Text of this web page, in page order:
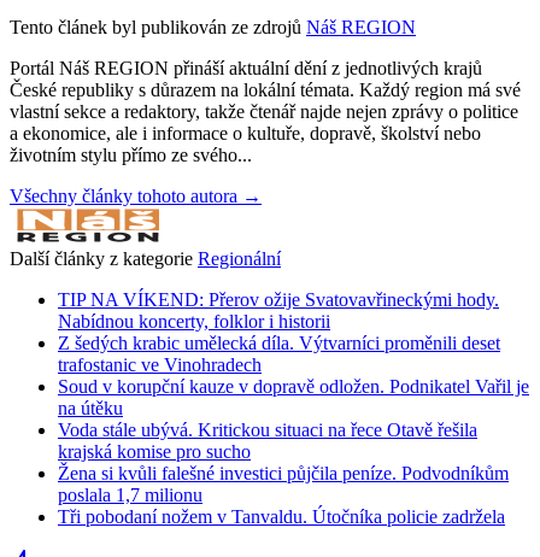
Tento článek byl publikován ze zdrojů Náš REGION
Portál Náš REGION přináší aktuální dění z jednotlivých krajů
České republiky s důrazem na lokální témata. Každý region má své
vlastní sekce a redaktory, takže čtenář najde nejen zprávy o politice
a ekonomice, ale i informace o kultuře, dopravě, školství nebo
životním stylu přímo ze svého...
Všechny články tohoto autora →
Další články z kategorie Regionální
TIP NA VÍKEND: Přerov ožije Svatovavřineckými hody.
Nabídnou koncerty, folklor i historii
Z šedých krabic umělecká díla. Výtvarníci proměnili deset
trafostanic ve Vinohradech
Soud v korupční kauze v dopravě odložen. Podnikatel Vařil je
na útěku
Voda stále ubývá. Kritickou situaci na řece Otavě řešila
krajská komise pro sucho
Žena si kvůli falešné investici půjčila peníze. Podvodníkům
poslala 1,7 milionu
Tři pobodaní nožem v Tanvaldu. Útočníka policie zadržela